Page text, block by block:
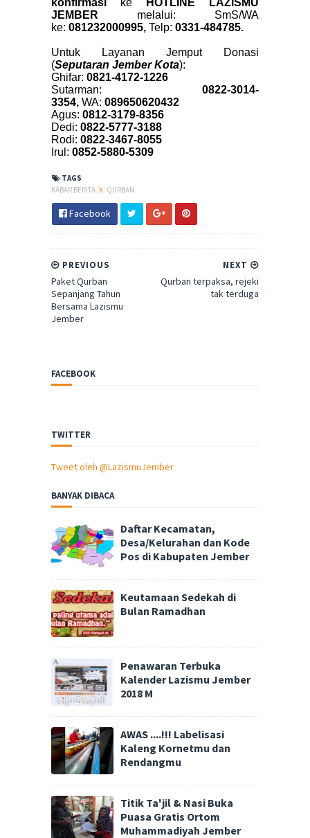
konfirmasi ke
HOTLINE LAZISMU
JEMBER melalui: SmS/WA
ke: 081232000995, Telp: 0331-484785.
Untuk Layanan Jemput Donasi
(Seputaran Jember Kota):
Ghifar: 0821-4172-1226
Sutarman: 0822-3014-
3354, WA: 089650620432
Agus: 0812-3179-8356
Dedi: 0822-5777-3188
Rodi: 0822-3467-8055
Irul: 0852-5880-5309
TAGS
KABAR BERITA X QURBAN
Facebook
NEXT
Qurban terpaksa, rejeki
tak terduga
PREVIOUS
Paket Qurban
Sepanjang Tahun
Bersama Lazismu
Jember
FACEBOOK
TWITTER
Tweet oleh @LazismuJember
BANYAK DIBACA
Daftar Kecamatan,
Desa/Kelurahan dan Kode
Pos di Kabupaten Jember
Keutamaan Sedekah di
Bulan Ramadhan
Penawaran Terbuka
Kalender Lazismu Jember
2018 M
AWAS ....!!! Labelisasi
Kaleng Kornetmu dan
Rendangmu
Titik Ta'jil & Nasi Buka
Puasa Gratis Ortom
Muhammadiyah Jember